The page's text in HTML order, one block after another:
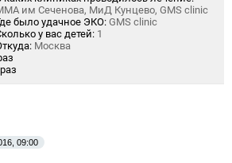
им Сеченова, МиД Кунцево, GMS clinic
было удачное ЭКО: GMS clinic
у вас детей: 1
Москва
09:00